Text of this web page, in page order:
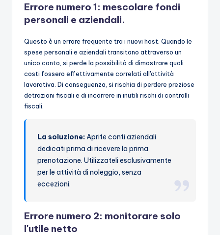
Errore numero 1: mescolare fondi
personali e aziendali.
Questo è un errore frequente tra i nuovi host. Quando le
spese personali e aziendali transitano attraverso un
unico conto, si perde la possibilità di dimostrare quali
costi fossero effettivamente correlati all'attività
lavorativa. Di conseguenza, si rischia di perdere preziose
detrazioni fiscali e di incorrere in inutili rischi di controlli
fiscali.
La soluzione: Aprite conti aziendali
dedicati prima di ricevere la prima
prenotazione. Utilizzateli esclusivamente
per le attività di noleggio, senza
eccezioni.
Errore numero 2: monitorare solo
l'utile netto